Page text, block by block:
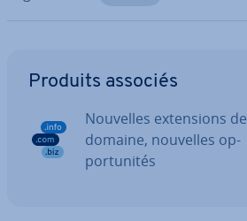
Produits associés
Nouvelles ex­ten­sions de
domaine, nouvelles op­
por­tu­ni­tés